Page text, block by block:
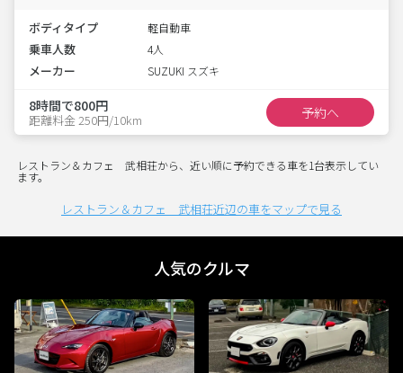
ボディタイプ 軽自動車
乗車人数 4人
メーカー SUZUKI スズキ
8時間で800円
距離料金 250円/10km 予約へ
レストラン＆カフェ 武相荘から、近い順に予約できる車を1台表示してい
ます。
レストラン＆カフェ 武相荘近辺の車をマップで見る
人気のクルマ